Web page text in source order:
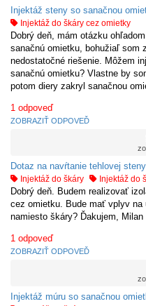
Injektáž steny so sanačnou
Injektáž do škáry cez omietky
Dobrý deň, mám otázku
sanačnú omietku, bohužiaľ som
nedostatočné riešenie. Môžem
sanačnú omietku? Vlastne by
potom diery zakryl sanačnou
1 odpoveď
ZOBRAZIŤ ODPOVEĎ
Dotaz na navŕtanie tehlovej steny
Injektáž do škáry Injektáž do
Dobrý deň. Budem realizovať
cez omietku. Bude mať vplyv
namiesto škáry? Ďakujem, Milan
1 odpoveď
ZOBRAZIŤ ODPOVEĎ
Injektáž múru so sanačnou